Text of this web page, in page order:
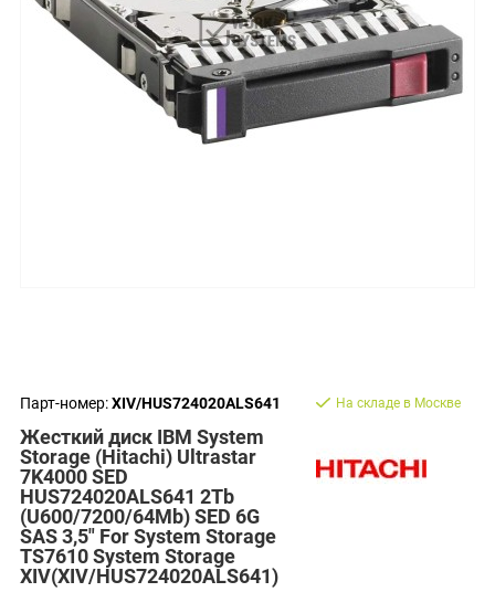
Парт-номер:XIV/HUS724020ALS641
Жесткий диск IBM System
Storage (Hitachi) Ultrastar
7K4000 SED
HUS724020ALS641 2Tb
(U600/7200/64Mb) SED 6G
SAS 3,5" For System Storage
TS7610 System Storage
XIV(XIV/HUS724020ALS641)
На складе в Москве